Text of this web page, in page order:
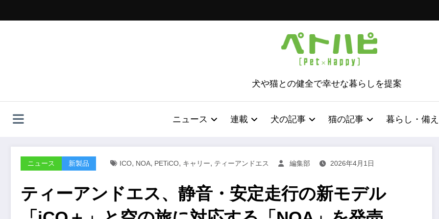
ッ
犬や猫との健全で幸せな暮らしを提案
ニュース 連載 犬の記事 猫の記事 暮らし・備え
ニュース 新製品 ICO, NOA, PETiCO, キャリー, ティーアンドエス 編集部 2026年4月1日
ティーアンドエス、静音・安定走行の新モデル